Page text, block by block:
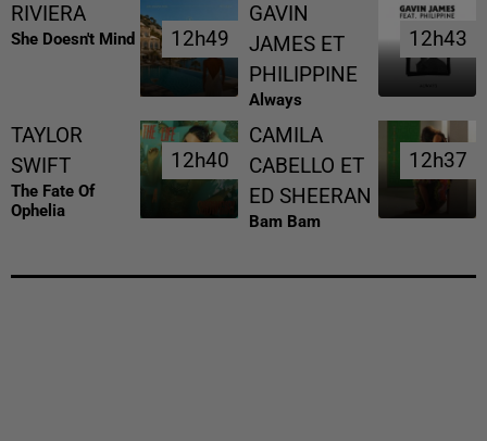
RIVIERA
She Doesn't Mind 12h49
12h49
GAVIN
JAMES ET
PHILIPPINE
Always
12h43
12h43
TAYLOR
SWIFT
The Fate Of
Ophelia
12h40
12h40
CAMILA
CABELLO ET
ED SHEERAN
Bam Bam
12h37
12h37